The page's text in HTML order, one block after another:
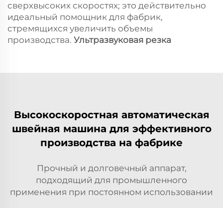
сверхвысоких скоростях; это действительно
идеальный помощник для фабрик,
стремящихся увеличить объемы
производства. Ультразвуковая резка
Высокоскоростная автоматическая
швейная машина для эффективного
производства на фабрике
Прочный и долговечный аппарат,
подходящий для промышленного
применения при постоянном использовании